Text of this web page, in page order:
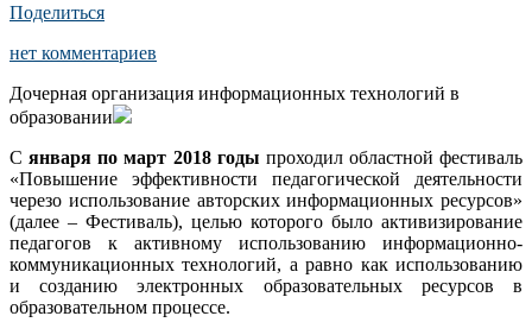
Поделиться
нет комментариев
Дочерная организация информационных технологий в
образовании
Сянваря по март 2018 годы проходил областной фестиваль
«Повышение эффективности педагогической деятельности
черезо использование авторских информационных ресурсов»
(далее – Фестиваль), целью которого было активизирование
педагогов к активному использованию информационно-
коммуникационных технологий, а равно как использованию
и созданию электронных образовательных ресурсов в
образовательном процессе.